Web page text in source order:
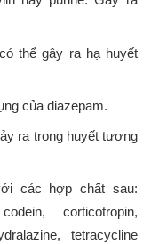
thể gây ra hạ huyết
của diazepam.
ra trong huyết tương
các hợp chất sau:
corticotropin,
tetracycline